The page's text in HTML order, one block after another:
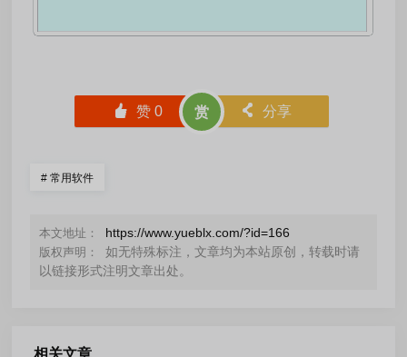
󰄼 赞0 赏 󰄯 分享
# 常用软件
本文地址： https://www.yueblx.com/?id=166
版权声明：
如无特殊标注，文章均为本站原创，转载时请
以链接形式注明文章出处。
相关文章